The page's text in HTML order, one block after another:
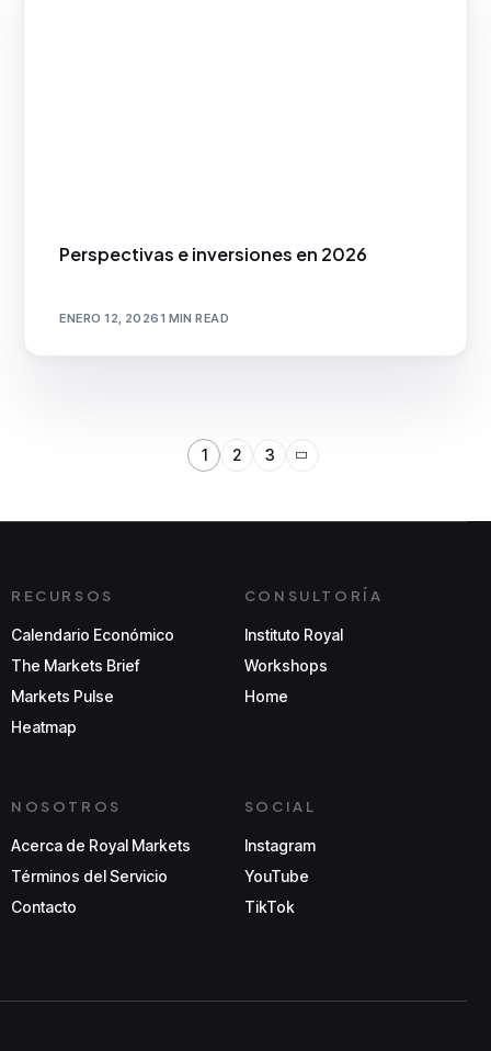
Perspectivas e inversiones en 2026
ENERO 12, 20261 MIN READ
1 2 3
RECURSOS
Calendario Económico
The Markets Brief
Markets Pulse
Heatmap
CONSULTORÍA
Instituto Royal
Workshops
Home
NOSOTROS
Acerca de Royal Markets
Términos del Servicio
Contacto
SOCIAL
Instagram
YouTube
TikTok